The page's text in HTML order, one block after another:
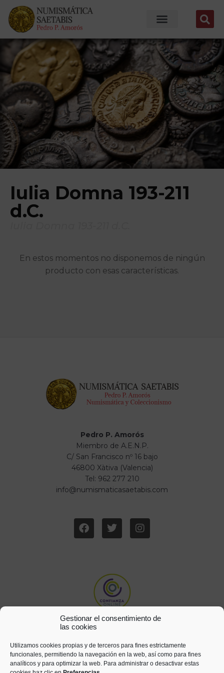
Gestionar el consentimiento de
las cookies
Utilizamos cookies propias y de terceros para fines estrictamente
funcionales, permitiendo la navegación en la web, así como para fines
analíticos y para optimizar la web. Para administrar o desactivar estas
Iulia Domna 193-211
d.C.
En estos momentos no disponemos de ningún
producto con esas características.
Pedro P. Amorós
Miembro de A.E.N.P.
C/ San Francisco nº 16 bajo
46800 Xàtiva (Valencia)
Tel: 962 277 210
info@numismaticasaetabis.com